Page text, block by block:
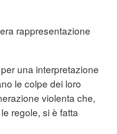
rappresentazione
una interpretazione
le colpe dei loro
violenta che,
regole, si è fatta